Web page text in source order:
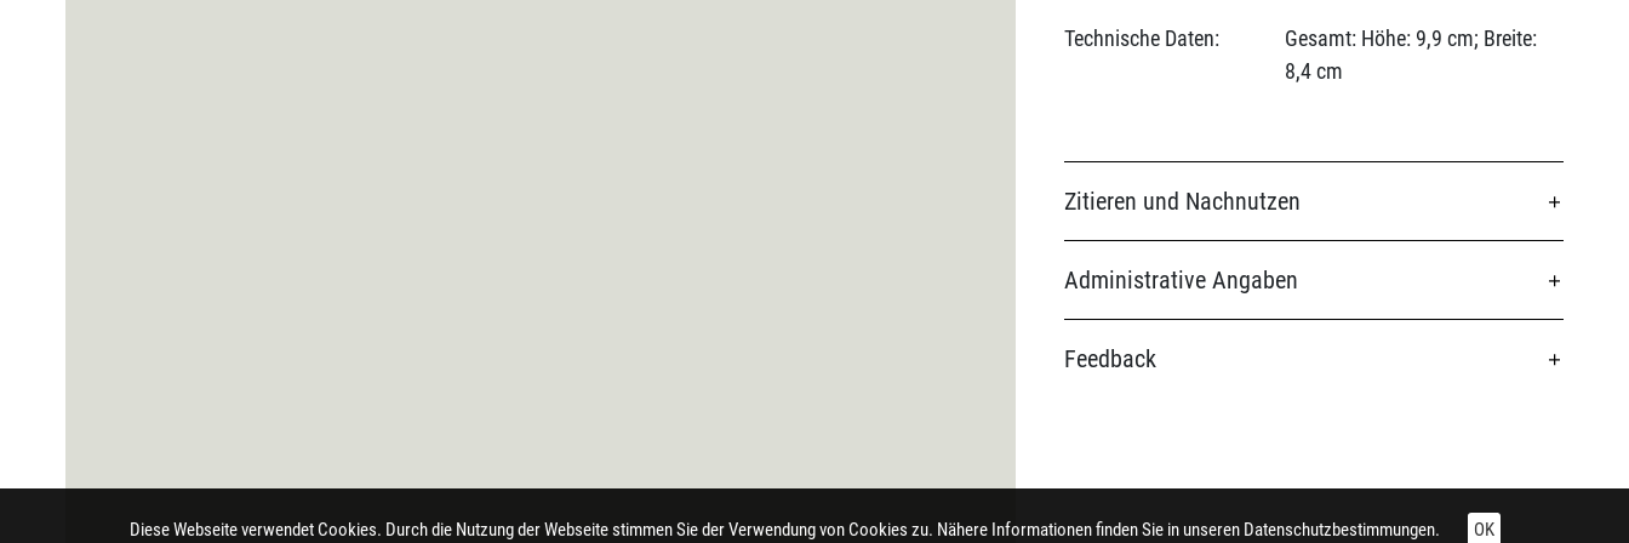
Technische Daten:
Gesamt: Höhe: 9,9 cm; Breite:
8,4 cm
Zitieren und Nachnutzen
Administrative Angaben
Feedback
Diese Webseite verwendet Cookies. Durch die Nutzung der Webseite stimmen Sie der Verwendung von Cookies zu. Nähere Informationen finden Sie in unseren Datenschutzbestimmungen. OK